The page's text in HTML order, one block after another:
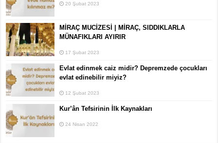
20 Şubat 2023
MİRAÇ MUCİZESİ | MİRAÇ, SIDDIKLARLA
MÜNAFIKLARI AYIRIR
17 Şubat 2023
Evlat edinmek caiz midir? Depremzede çocukları
evlat edinebilir miyiz?
12 Şubat 2023
Kur’ân Tefsirinin İlk Kaynakları
24 Nisan 2022